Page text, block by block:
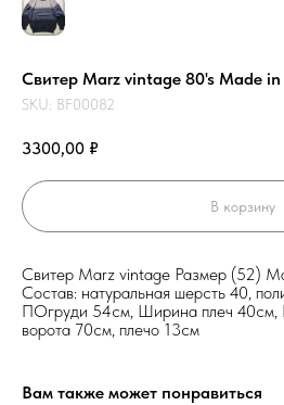
Свитер Marz vintage 80's Made
SKU: BF00082
3300,00 ₽
В корзину
Свитер Marz vintage Размер (52)
Состав: натуральная шерсть 40,
ПОгруди 54см, Ширина плеч 40см,
ворота 70см, плечо 13см
Вам также может понравиться